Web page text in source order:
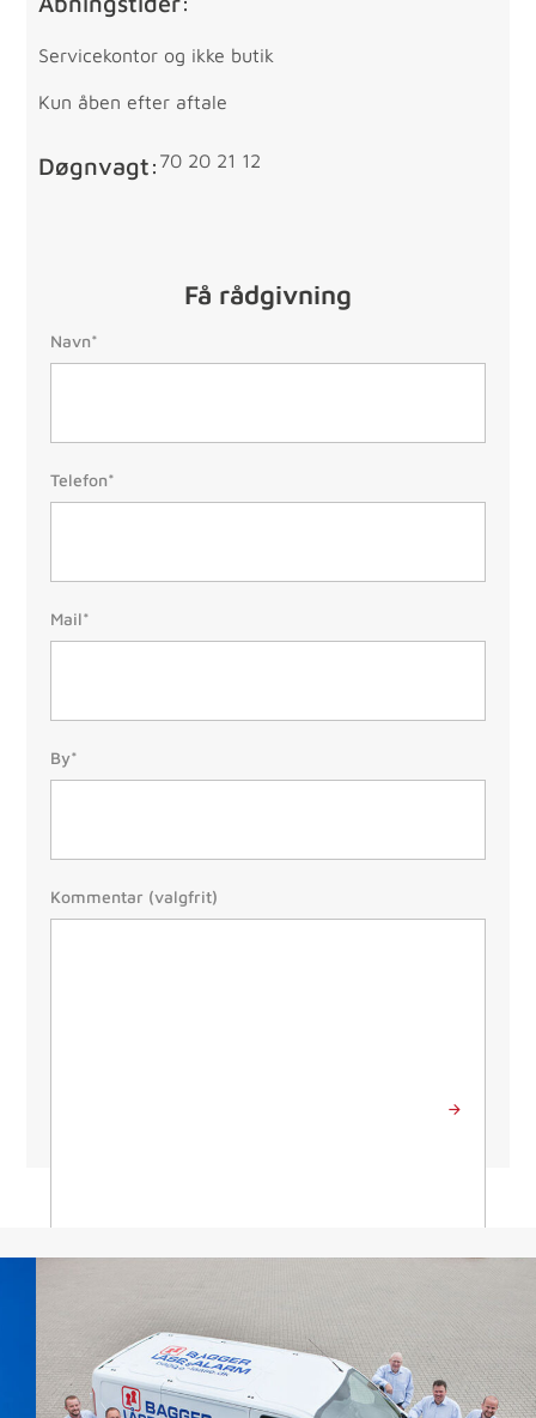
Servicekontor og ikke butik
Kun åben efter aftale
Døgnvagt: 70 20 21 12
Få rådgivning
Navn:
Navn*
Telefon:
(Påkrævet)
Telefon*
Mail:
(Påkrævet)
Mail*
By/Postnr.
By*
Besked
Kommentar (valgfrit)